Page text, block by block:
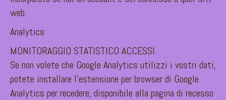
web.
Analytics
MONITORAGGIO STATISTICO ACCESSI
Se non volete che Google Analytics utilizzi i vostri dati,
potete installare l’estensione per browser di Google
Analytics per recedere, disponibile alla pagina di recesso